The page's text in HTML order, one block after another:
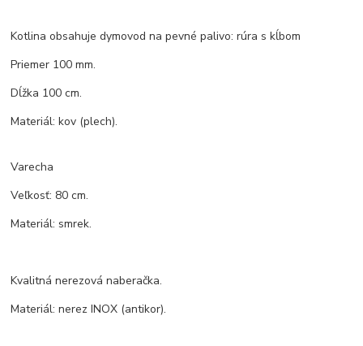
Kotlina obsahuje dymovod na pevné palivo: rúra s kĺbom
Priemer 100 mm.
Dĺžka 100 cm.
Materiál: kov (plech).
Varecha
Veľkosť: 80 cm.
Materiál: smrek.
Kvalitná nerezová naberačka.
Materiál: nerez INOX (antikor).